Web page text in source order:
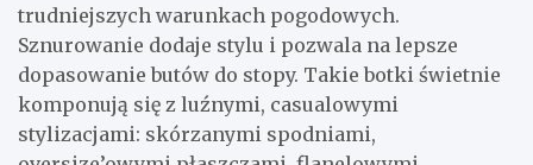
trudniejszych warunkach pogodowych.
Sznurowanie dodaje stylu i pozwala na lepsze
dopasowanie butów do stopy. Takie botki świetnie
komponują się z luźnymi, casualowymi
stylizacjami: skórzanymi spodniami,